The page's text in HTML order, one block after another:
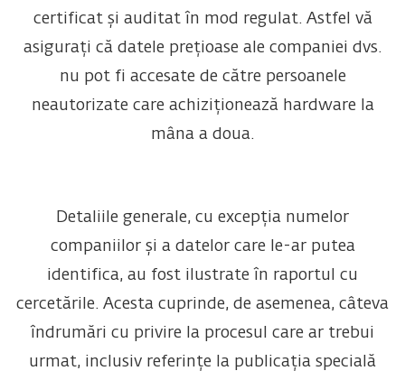
certificat și auditat în mod regulat. Astfel vă
asigurați că datele prețioase ale companiei dvs.
nu pot fi accesate de către persoanele
neautorizate care achiziționează hardware la
mâna a doua.
Detaliile generale, cu excepția numelor
companiilor și a datelor care le-ar putea
identifica, au fost ilustrate în raportul cu
cercetările. Acesta cuprinde, de asemenea, câteva
îndrumări cu privire la procesul care ar trebui
urmat, inclusiv referințe la publicația specială